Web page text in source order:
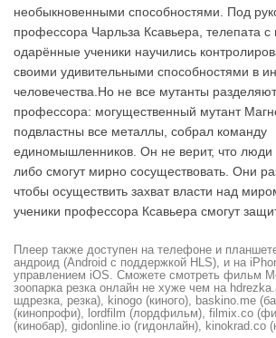
необыкновенными способностями. Под
профессора Чарльза Ксавьера, телепата
одарённые ученики научились
своими удивительными способностями в
человечества.Но не все мутанты
профессора: могущественный мутант
подвластны все металлы, собрал команду
единомышленников. Он не верит, что люди
либо смогут мирно сосуществовать. Они
чтобы осуществить захват власти над
ученики профессора Ксавьера смогут
Плеер также доступен на телефоне и
андроид (Android с поддержкой HLS), и на
управлением iOS. Сможете смотреть фильм
зоопарка резка онлайн не хуже чем на
шдрезка, резка), kinogo (киного), baskino.me
(кинопрофи), lordfilm (лордфильм), filmix.co
(кинобар), gidonline.io (гидонлайн), kinokrad.сo